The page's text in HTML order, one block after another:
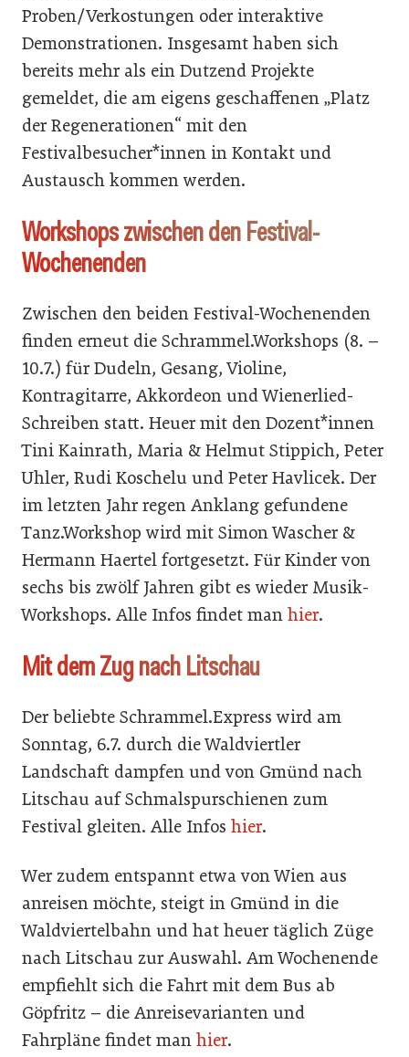
Proben/Verkostungen oder interaktive
Demonstrationen. Insgesamt haben sich
bereits mehr als ein Dutzend Projekte
gemeldet, die am eigens geschaffenen „Platz
der Regenerationen“ mit den
Festivalbesucher*innen in Kontakt und
Austausch kommen werden.
Workshops zwischen den Festival-
Wochenenden
Zwischen den beiden Festival-Wochenenden
finden erneut die Schrammel.Workshops (8. –
10.7.) für Dudeln, Gesang, Violine,
Kontragitarre, Akkordeon und Wienerlied-
Schreiben statt. Heuer mit den Dozent*innen
Tini Kainrath, Maria & Helmut Stippich, Peter
Uhler, Rudi Koschelu und Peter Havlicek. Der
im letzten Jahr regen Anklang gefundene
Tanz.Workshop wird mit Simon Wascher &
Hermann Haertel fortgesetzt. Für Kinder von
sechs bis zwölf Jahren gibt es wieder Musik-
Workshops. Alle Infos findet man hier.
Mit dem Zug nach Litschau
Der beliebte Schrammel.Express wird am
Sonntag, 6.7. durch die Waldviertler
Landschaft dampfen und von Gmünd nach
Litschau auf Schmalspurschienen zum
Festival gleiten. Alle Infos hier.
Wer zudem entspannt etwa von Wien aus
anreisen möchte, steigt in Gmünd in die
Waldviertelbahn und hat heuer täglich Züge
nach Litschau zur Auswahl. Am Wochenende
empfiehlt sich die Fahrt mit dem Bus ab
Göpfritz – die Anreisevarianten und
Fahrpläne findet man hier.